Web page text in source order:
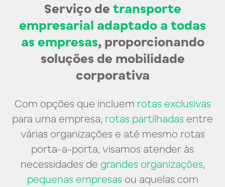
Serviço de transporte
empresarial adaptado a todas
as empresas, proporcionando
soluções de mobilidade
corporativa
Com opções que incluem rotas exclusivas
para uma empresa, rotas partilhadas entre
várias organizações e até mesmo rotas
porta-a-porta, visamos atender às
necessidades de grandes organizações,
pequenas empresasou aquelas com